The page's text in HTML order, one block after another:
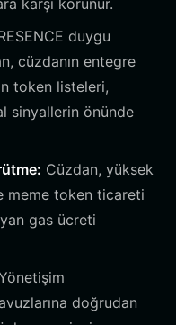
karşı korunur.
duygu
cüzdanın entegre
token listeleri,
sinyallerin önünde
Cüzdan, yüksek
meme token ticareti
gas ücreti
doğrudan